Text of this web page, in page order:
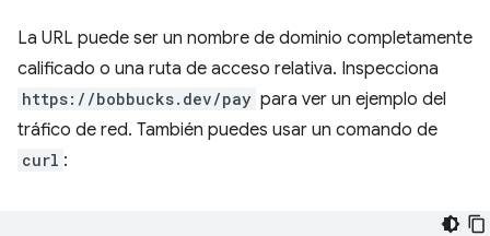
La URL puede ser un nombre de dominio completamente
calificado o una ruta de acceso relativa. Inspecciona
https://bobbucks.dev/pay para ver un ejemplo del
tráfico de red. También puedes usar un comando de
curl :